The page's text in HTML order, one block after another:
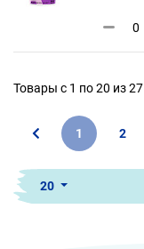
Товары с 1 по 20 из 27
1 2
20